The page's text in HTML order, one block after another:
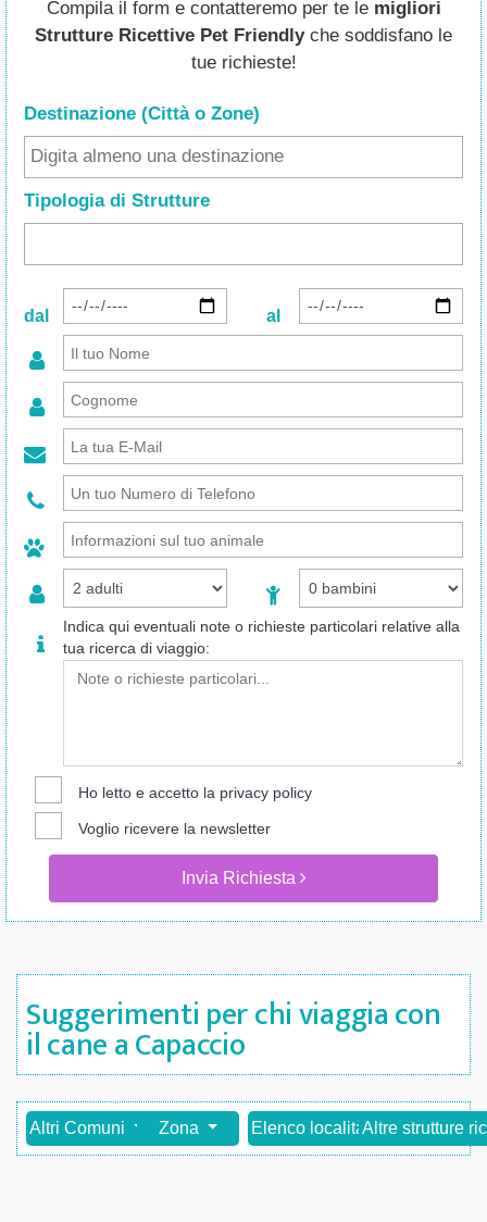
Compila il form e contatteremo per te le migliori
Strutture Ricettive Pet Friendlyche soddisfano le
tue richieste!
Destinazione (Città o Zone)
Tipologia di Strutture
dal al
Indica qui eventuali note o richieste particolari relative alla
tua ricerca di viaggio:
Ho letto e accetto la privacy policy
Voglio ricevere la newsletter
Invia Richiesta
Suggerimenti per chi viaggia con
il cane a Capaccio
Altri Comuni Zona Elenco localitàAltre strutture